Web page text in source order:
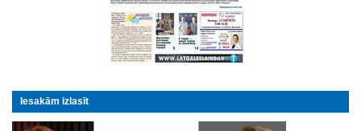
Iesakām izlasīt